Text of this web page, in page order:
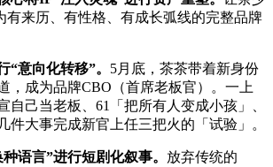
有来历、有性格、有成长弧线的完整品牌
“意向化转移”。 5月底，茶茶带着新身份
，成为品牌CBO（首席老板官）。一上
自己当老板、61「把所有人变成小孩」、
件大事完成新官上任三把火的「试验」。
语言”进行短剧化叙事。 放弃传统的